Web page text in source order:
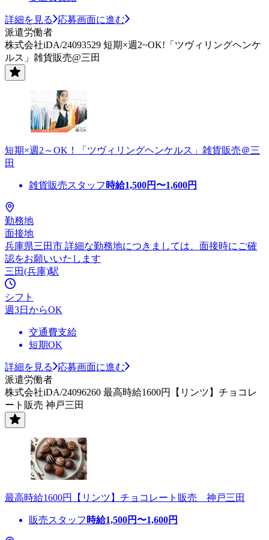
詳細を見る
応募画面に進む
派遣労働者
株式会社iDA/24093529 短期×週2~OK!「ツヴィリングヘンケ
ルス」雑貨販売@三田
短期×週2～OK！「ツヴィリングヘンケルス」雑貨販売＠三
田
雑貨販売スタッフ 時給1,500円〜1,600円
勤務地
面接地
兵庫県三田市 詳細な勤務地につきましては、面接時にご確
認をお願いいたします
三田(兵庫)駅
シフト
週3日からOK
交通費支給
短期OK
詳細を見る
応募画面に進む
派遣労働者
株式会社iDA/24096260 最高時給1600円【リンツ】チョコレ
ート販売 神戸三田
最高時給1600円【リンツ】チョコレート販売 神戸三田
販売スタッフ 時給1,500円〜1,600円